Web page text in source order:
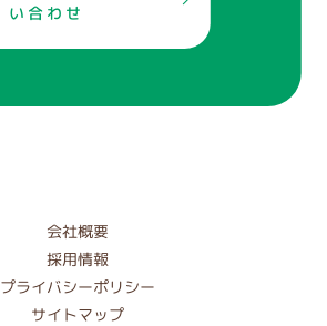
い合わせ
会社概要
採用情報
プライバシーポリシー
サイトマップ